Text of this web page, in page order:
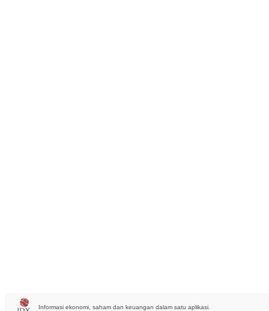
Informasi ekonomi, saham dan keuangan dalam satu aplikasi.